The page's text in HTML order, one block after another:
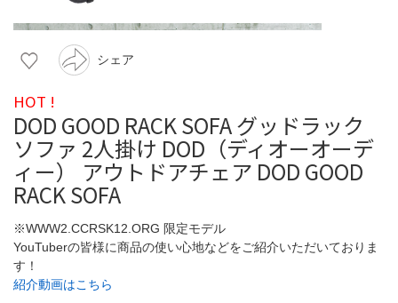
シェア
HOT !
DOD GOOD RACK SOFA グッドラック
ソファ 2人掛け DOD（ディオーオーデ
ィー） アウトドアチェア DOD GOOD
RACK SOFA
※WWW2.CCRSK12.ORG 限定モデル
YouTuberの皆様に商品の使い心地などをご紹介いただいておりま
す！
紹介動画はこちら